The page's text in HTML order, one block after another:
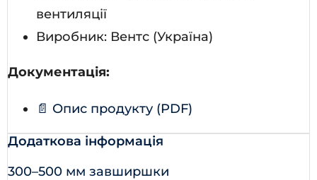
вентиляції
Виробник: Вентс (Україна)
Документація:
📄 Опис продукту (PDF)
Додаткова інформація
300–500 мм завширшки